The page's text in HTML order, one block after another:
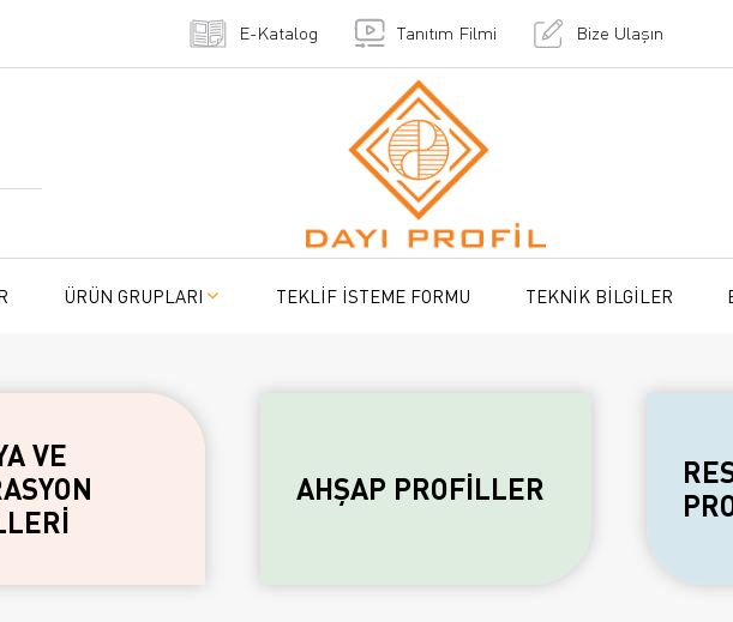
E-Katalog Tanıtım Filmi Bize Ulaşın
ÜRÜN GRUPLARI TEKLİF İSTEME FORMU TEKNİK BİLGİLER
VE
AHŞAP PROFİLLER